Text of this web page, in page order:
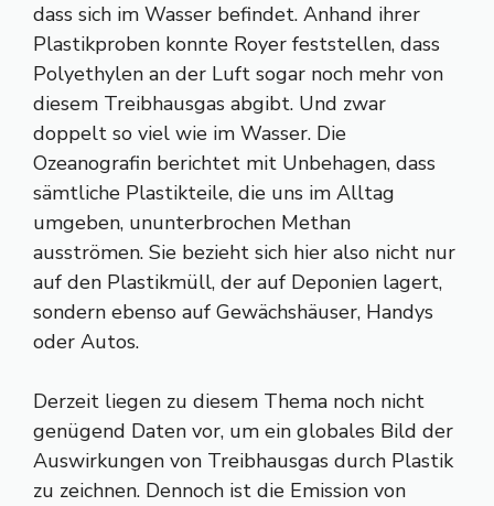
dass sich im Wasser befindet. Anhand ihrer
Plastikproben konnte Royer feststellen, dass
Polyethylen an der Luft sogar noch mehr von
diesem Treibhausgas abgibt. Und zwar
doppelt so viel wie im Wasser. Die
Ozeanografin berichtet mit Unbehagen, dass
sämtliche Plastikteile, die uns im Alltag
umgeben, ununterbrochen Methan
ausströmen. Sie bezieht sich hier also nicht nur
auf den Plastikmüll, der auf Deponien lagert,
sondern ebenso auf Gewächshäuser, Handys
oder Autos.
Derzeit liegen zu diesem Thema noch nicht
genügend Daten vor, um ein globales Bild der
Auswirkungen von Treibhausgas durch Plastik
zu zeichnen. Dennoch ist die Emission von